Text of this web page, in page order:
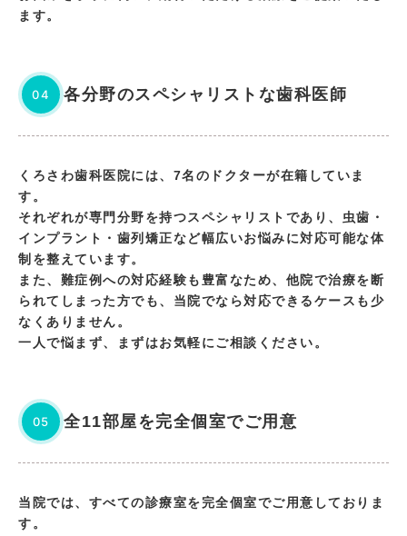
ます。
04 各分野のスペシャリストな歯科医師
くろさわ歯科医院には、7名のドクターが在籍していま
す。
それぞれが専門分野を持つスペシャリストであり、虫歯・
インプラント・歯列矯正など幅広いお悩みに対応可能な体
制を整えています。
また、難症例への対応経験も豊富なため、他院で治療を断
られてしまった方でも、当院でなら対応できるケースも少
なくありません。
一人で悩まず、まずはお気軽にご相談ください。
05 全11部屋を完全個室でご用意
当院では、すべての診療室を完全個室でご用意しておりま
す。